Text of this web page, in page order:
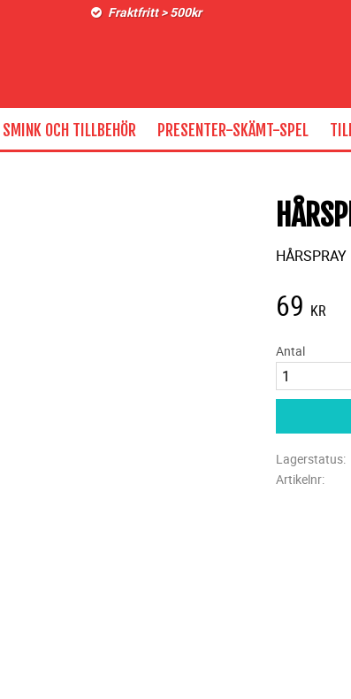
Fraktfritt > 500kr
SMINK OCH TILLBEHÖR PRESENTER-SKÄMT-SPEL
69 KR
Antal
Lagerstatus
Artikelnr